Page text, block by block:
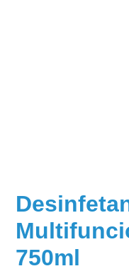
750ml